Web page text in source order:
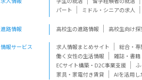
パート
ミドル・シニアの求人
進路情報 高校生の進路情報 高校生向け
情報サービス 求人情報まとめサイト 総合・専
働く女性の生活情報
雑誌・書籍
ECサイト構築・D2C事業支援
家具・家電付き賃貸
AIを活用し